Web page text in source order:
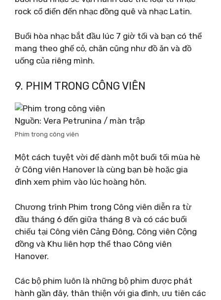
rock cổ điển đến nhạc đồng quê và nhạc Latin.
Buổi hòa nhạc bắt đầu lúc 7 giờ tối và bạn có thể
mang theo ghế cỏ, chăn cũng như đồ ăn và đồ
uống của riêng mình.
9. PHIM TRONG CÔNG VIÊN
Nguồn: Vera Petrunina / màn trập
Phim trong công viên
Một cách tuyệt vời để dành một buổi tối mùa hè
ở Công viên Hanover là cùng bạn bè hoặc gia
đình xem phim vào lúc hoàng hôn.
Chương trình Phim trong Công viên diễn ra từ
đầu tháng 6 đến giữa tháng 8 và có các buổi
chiếu tại Công viên Cảng Đông, Công viên Cộng
đồng và Khu liên hợp thể thao Công viên
Hanover.
Các bộ phim luôn là những bộ phim được phát
hành gần đây, thân thiện với gia đình, ưu tiên các